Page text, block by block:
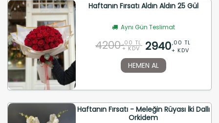
Haftanın Fırsatı Aldın Aldın 25 Gül
Aynı Gün Teslimat
4200 ,00 TL
+ KDV 2940,00 TL
+ KDV
HEMEN AL
Haftanın Fırsatı - Meleğin Rüyası İki Dallı
Orkidem